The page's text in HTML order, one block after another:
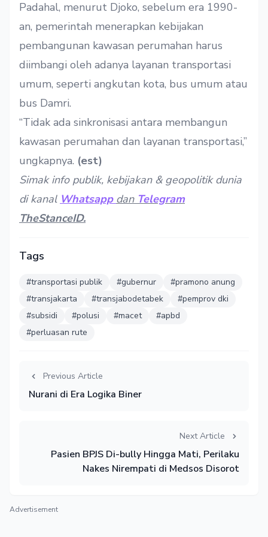
Padahal, menurut Djoko, sebelum era 1990-
an, pemerintah menerapkan kebijakan
pembangunan kawasan perumahan harus
diimbangi oleh adanya layanan transportasi
umum, seperti angkutan kota, bus umum atau
bus Damri.
“Tidak ada sinkronisasi antara membangun
kawasan perumahan dan layanan transportasi,”
ungkapnya. (est)
Simak info publik, kebijakan & geopolitik dunia
di kanal Whatsapp dan Telegram
TheStanceID.
Tags
#transportasi publik #gubernur
#pramono anung
#transjakarta
#transjabodetabek
#pemprov dki
#subsidi
#polusi #macet
#apbd
#perluasan rute
Previous Article
Nurani di Era Logika Biner
Next Article
Pasien BPJS Di-bully Hingga Mati, Perilaku
Nakes Nirempati di Medsos Disorot
Advertisement